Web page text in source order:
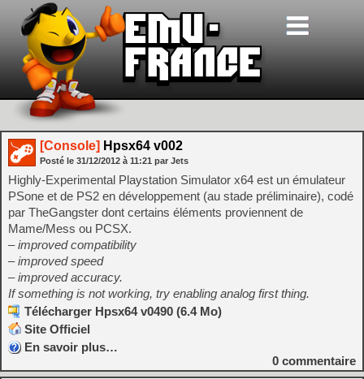
[Console] Hpsx64 v002
Posté le 31/12/2012 à 11:21 par Jets
Highly-Experimental Playstation Simulator x64 est un émulateur
PSone et de PS2 en développement (au stade préliminaire), codé
par TheGangster dont certains éléments proviennent de
Mame/Mess ou PCSX.
– improved compatibility
– improved speed
– improved accuracy.
If something is not working, try enabling analog first thing.
Télécharger Hpsx64 v0490 (6.4 Mo)
Site Officiel
En savoir plus…
0 commentaire